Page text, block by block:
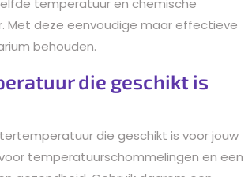
Met deze eenvoudige maar effectieve
behouden.
die geschikt is
die geschikt is voor jouw
temperatuurschommelingen en een